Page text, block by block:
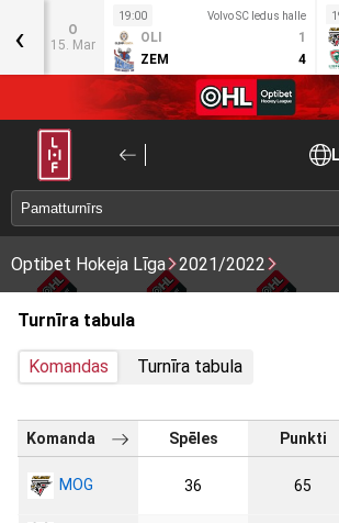
O
15. Mar
19:00 Volvo SC ledus halle
OLI
1
ZEM
4
‹
Optibet Hokeja Līga 2021/2022
Turnīra tabula
Komandas Turnīra tabula
Komanda Spēles Punkti
MOG 36 65